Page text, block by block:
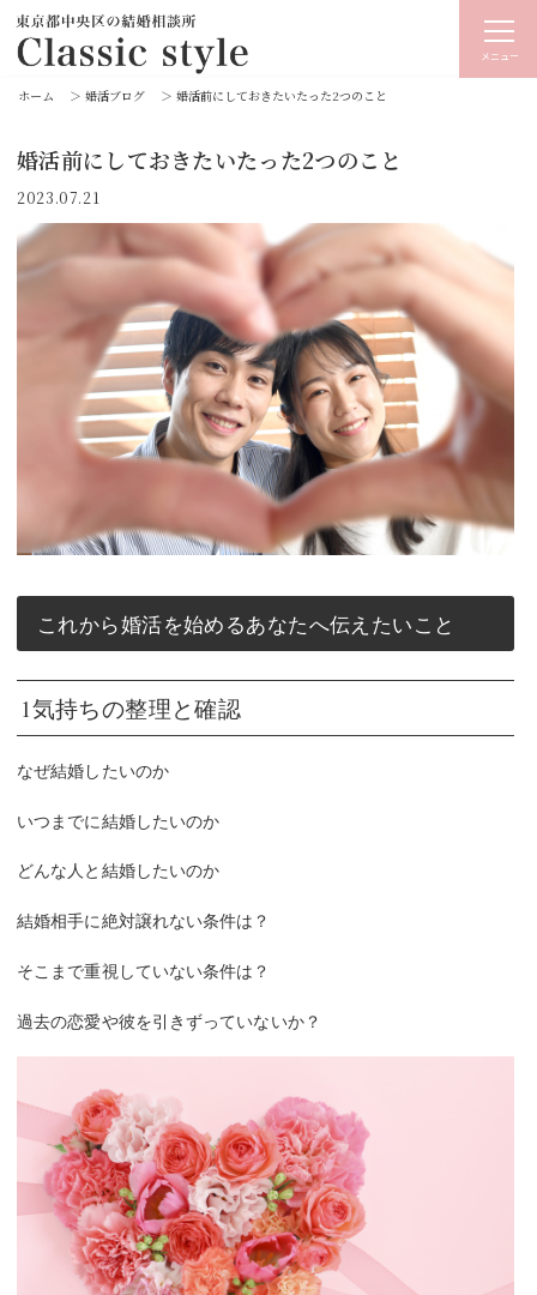
メニュー
ホーム ＞ 婚活ブログ ＞ 婚活前にしておきたいたった2つのこと
婚活前にしておきたいたった2つのこと
2023.07.21
これから婚活を始めるあなたへ伝えたいこと
1気持ちの整理と確認
なぜ結婚したいのか
いつまでに結婚したいのか
どんな人と結婚したいのか
結婚相手に絶対譲れない条件は？
そこまで重視していない条件は？
過去の恋愛や彼を引きずっていないか？